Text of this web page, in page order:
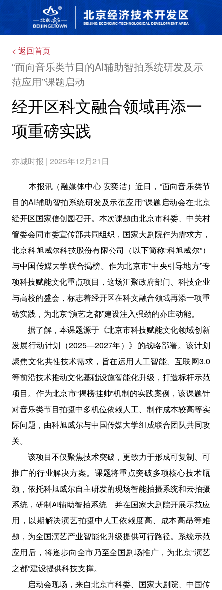
< 返回首页
“面向音乐类节目的AI辅助智拍系统研发及示
范应用”课题启动
经开区科文融合领域再添一
项重磅实践
亦城时报 | 2025年12月21日
本报讯（融媒体中心 安奕洁）近日，“面向音乐类节
目的AI辅助智拍系统研发及示范应用”课题启动会在北京
经开区国家信创园召开。本次课题由北京市科委、中关村
管委会同市委宣传部共同组织，国家大剧院作为需求方，
北京科旭威尔科技股份有限公司（以下简称“科旭威尔”）
与中国传媒大学联合揭榜。作为北京市“中央引导地方”专
项科技赋能文化重点项目，这场汇聚政府部门、科技企业
与高校的盛会，标志着经开区在科文融合领域再添一项重
磅实践，为北京“演艺之都”建设注入强劲的亦庄动能。
据了解，本课题源于《北京市科技赋能文化领域创新
发展行动计划（2025—2027年）》的战略部署。该计划
聚焦文化共性技术需求，旨在运用人工智能、互联网3.0
等前沿技术推动文化基础设施智能化升级，打造标杆示范
项目。作为北京市“揭榜挂帅”机制的实践案例，该课题针
对音乐类节目拍摄中多机位依赖人工、制作成本较高等实
际问题，由科旭威尔与中国传媒大学组成联合团队共同攻
关。
该项目不仅聚焦技术突破，更致力于形成可复制、可
推广的行业解决方案。课题将重点突破多项核心技术瓶
颈，依托科旭威尔自主研发的现场智能拍摄系统和云拍摄
系统，研制AI辅助智拍系统，并在国家大剧院开展示范应
用，以期解决演艺拍摄中人工依赖度高、成本高昂等难
题，为全国演艺产业智能化升级提供可行路径。系统示范
应用后，将逐步向全市乃至全国剧场推广，为北京“演艺
之都”建设提供科技支撑。
启动会现场，来自北京市科委、国家大剧院、中国传